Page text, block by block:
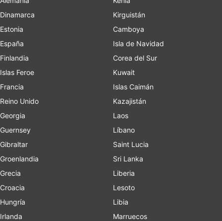
Dinamarca
Estonia
España
Finlandia
Islas Feroe
Francia
Reino Unido
Georgia
Guernsey
Gibraltar
Groenlandia
Grecia
Croacia
Hungría
Irlanda
Kirguistán
Camboya
Isla de Navidad
Corea del Sur
Kuwait
Islas Caimán
Kazajistán
Laos
Líbano
Saint Lucia
Sri Lanka
Liberia
Lesoto
Libia
Marruecos